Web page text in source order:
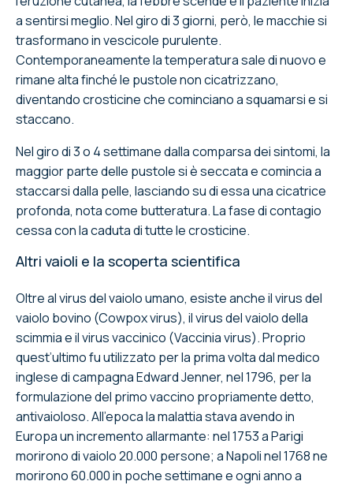
a sentirsi meglio. Nel giro di 3 giorni, però, le macchie si
trasformano in vescicole purulente.
Contemporaneamente la temperatura sale di nuovo e
rimane alta finché le pustole non cicatrizzano,
diventando crosticine che cominciano a squamarsi e si
staccano.
Nel giro di 3 o 4 settimane dalla comparsa dei sintomi, la
maggior parte delle pustole si è seccata e comincia a
staccarsi dalla pelle, lasciando su di essa una cicatrice
profonda, nota come butteratura. La fase di contagio
cessa con la caduta di tutte le crosticine.
Altri vaioli e la scoperta scientifica
Oltre al virus del vaiolo umano, esiste anche il virus del
vaiolo bovino (Cowpox virus), il virus del vaiolo della
scimmia e il virus vaccinico (Vaccinia virus). Proprio
quest’ultimo fu utilizzato per la prima volta dal medico
inglese di campagna Edward Jenner, nel 1796, per la
formulazione del primo vaccino propriamente detto,
antivaioloso. All'epoca la malattia stava avendo in
Europa un incremento allarmante: nel 1753 a Parigi
morirono di vaiolo 20.000 persone; a Napoli nel 1768 ne
morirono 60.000 in poche settimane e ogni anno a